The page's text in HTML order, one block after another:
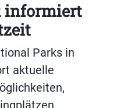
informiert
Parks in
aktuelle